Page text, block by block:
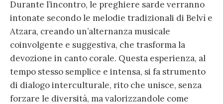
Durante l’incontro, le preghiere sarde verranno
intonate secondo le melodie tradizionali di Belvì e
Atzara, creando un’alternanza musicale
coinvolgente e suggestiva, che trasforma la
devozione in canto corale. Questa esperienza, al
tempo stesso semplice e intensa, si fa strumento
di dialogo interculturale, rito che unisce, senza
forzare le diversità, ma valorizzandole come